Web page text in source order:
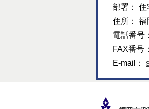
部署：
住所：
電話番号
FAX番号
E-mail：